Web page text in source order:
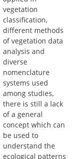
vegetation
classification,
different methods
of vegetation data
analysis and
diverse
nomenclature
systems used
among studies,
there is still a lack
of a general
concept which can
be used to
understand the
ecological patterns